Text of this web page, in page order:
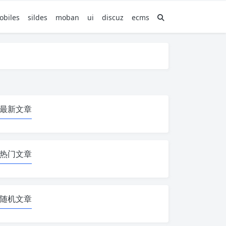
sildes moban ui discuz ecms
最新文章
热门文章
随机文章